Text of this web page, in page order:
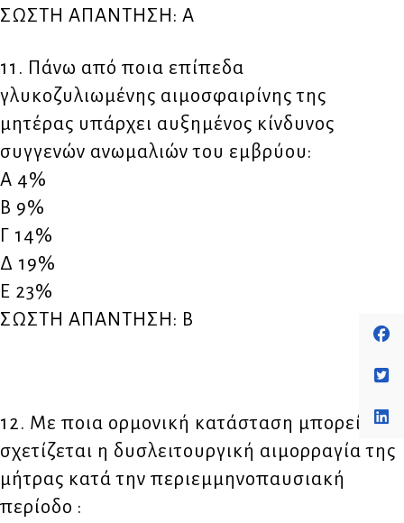
ΣΩΣΤΗ ΑΠΑΝΤΗΣΗ: Α
11. Πάνω από ποια επίπεδα
γλυκοζυλιωμένης αιμοσφαιρίνης της
μητέρας υπάρχει αυξημένος κίνδυνος
συγγενών ανωμαλιών του εμβρύου:
Α 4%
Β 9%
Γ 14%
Δ 19%
Ε 23%
ΣΩΣΤΗ ΑΠΑΝΤΗΣΗ: Β
12. Με ποια ορμονική κατάσταση μπορεί να
σχετίζεται η δυσλειτουργική αιμορραγία της
μήτρας κατά την περιεμμηνοπαυσιακή
περίοδο :